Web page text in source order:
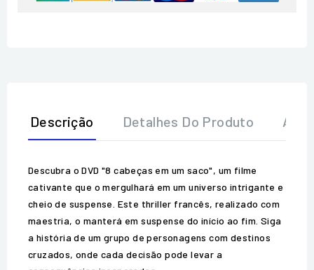
Descrição Detalhes Do Produto
Descubra o DVD "8 cabeças em um saco", um filme
cativante que o mergulhará em um universo intrigante e
cheio de suspense. Este thriller francês, realizado com
maestria, o manterá em suspense do início ao fim. Siga
a história de um grupo de personagens com destinos
cruzados, onde cada decisão pode levar a